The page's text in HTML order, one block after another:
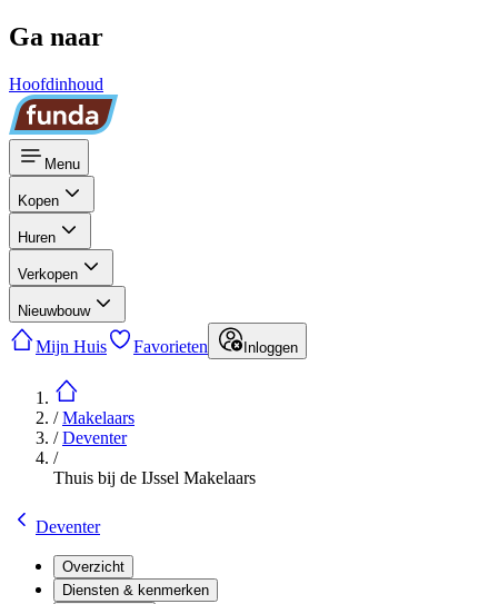
Ga naar
Hoofdinhoud
Menu
Kopen
Huren
Verkopen
Nieuwbouw
Mijn Huis Favorieten Inloggen
/Makelaars
/Deventer
/
Thuis bij de IJssel Makelaars
Deventer
Overzicht
Diensten & kenmerken